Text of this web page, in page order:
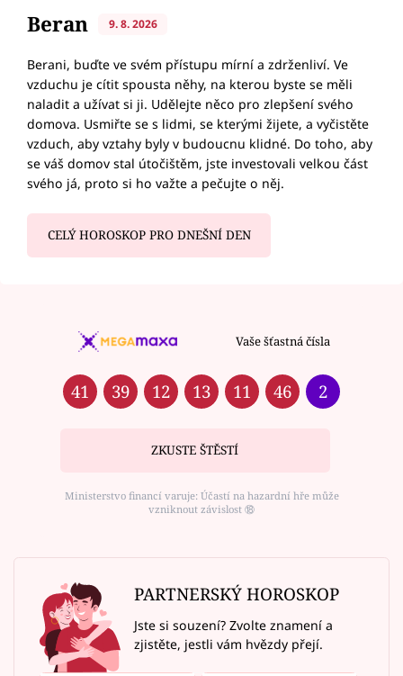
Beran 9. 8. 2026
Berani, buďte ve svém přístupu mírní a zdrženliví. Ve
vzduchu je cítit spousta něhy, na kterou byste se měli
naladit a užívat si ji. Udělejte něco pro zlepšení svého
domova. Usmiřte se s lidmi, se kterými žijete, a vyčistěte
vzduch, aby vztahy byly v budoucnu klidné. Do toho, aby
se váš domov stal útočištěm, jste investovali velkou část
svého já, proto si ho važte a pečujte o něj.
CELÝ HOROSKOP PRO DNEŠNÍ DEN
Vaše šťastná čísla
41 39 12 13 11 46 2
ZKUSTE ŠTĚSTÍ
Ministerstvo financí varuje: Účastí na hazardní hře může
vzniknout závislost ⑱
PARTNERSKÝ HOROSKOP
Jste si souzení? Zvolte znamení a
zjistěte, jestli vám hvězdy přejí.